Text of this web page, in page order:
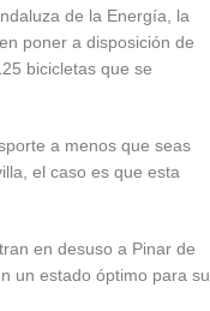
de la Energía, la
poner a disposición de
bicicletas que se
a menos que seas
el caso es que esta
en desuso a Pinar de
un estado óptimo para su